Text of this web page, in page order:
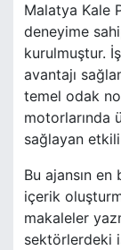
Malatya Kale
deneyime
kurulmuştur.
avantajı
temel odak
motorlarında
sağlayan
Bu ajansın
içerik
makaleler
sektörlerdeki